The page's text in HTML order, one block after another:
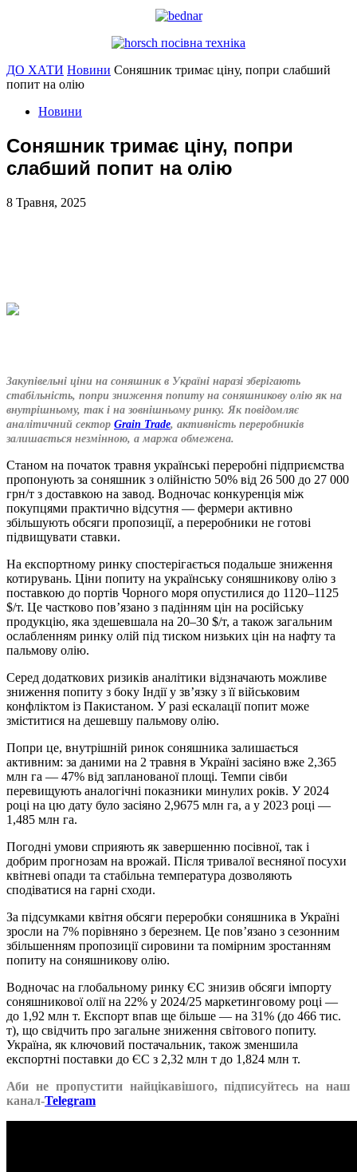
ДО ХАТИ Новини Соняшник тримає ціну, попри слабший
попит на олію
Новини
Соняшник тримає ціну, попри
слабший попит на олію
8 Травня, 2025
Закупівельні ціни на соняшник в Україні наразі зберігають
стабільність, попри зниження попиту на соняшникову олію як на
внутрішньому, так і на зовнішньому ринку. Як повідомляє
аналітичний сектор Grain Trade, активність переробників
залишається незмінною, а маржа обмежена.
Станом на початок травня українські переробні підприємства
пропонують за соняшник з олійністю 50% від 26 500 до 27 000
грн/т з доставкою на завод. Водночас конкуренція між
покупцями практично відсутня — фермери активно
збільшують обсяги пропозиції, а переробники не готові
підвищувати ставки.
На експортному ринку спостерігається подальше зниження
котирувань. Ціни попиту на українську соняшникову олію з
поставкою до портів Чорного моря опустилися до 1120–1125
$/т. Це частково пов’язано з падінням цін на російську
продукцію, яка здешевшала на 20–30 $/т, а також загальним
ослабленням ринку олій під тиском низьких цін на нафту та
пальмову олію.
Серед додаткових ризиків аналітики відзначають можливе
зниження попиту з боку Індії у зв’язку з її військовим
конфліктом із Пакистаном. У разі ескалації попит може
зміститися на дешевшу пальмову олію.
Попри це, внутрішній ринок соняшника залишається
активним: за даними на 2 травня в Україні засіяно вже 2,365
млн га — 47% від запланованої площі. Темпи сівби
перевищують аналогічні показники минулих років. У 2024
році на цю дату було засіяно 2,9675 млн га, а у 2023 році —
1,485 млн га.
Погодні умови сприяють як завершенню посівної, так і
добрим прогнозам на врожай. Після тривалої весняної посухи
квітневі опади та стабільна температура дозволяють
сподіватися на гарні сходи.
За підсумками квітня обсяги переробки соняшника в Україні
зросли на 7% порівняно з березнем. Це пов’язано з сезонним
збільшенням пропозиції сировини та помірним зростанням
попиту на соняшникову олію.
Водночас на глобальному ринку ЄС знизив обсяги імпорту
соняшникової олії на 22% у 2024/25 маркетинговому році —
до 1,92 млн т. Експорт впав ще більше — на 31% (до 466 тис.
т), що свідчить про загальне зниження світового попиту.
Україна, як ключовий постачальник, також зменшила
експортні поставки до ЄС з 2,32 млн т до 1,824 млн т.
Аби не пропустити найцікавішого, підписуйтесь на наш
канал-Telegram